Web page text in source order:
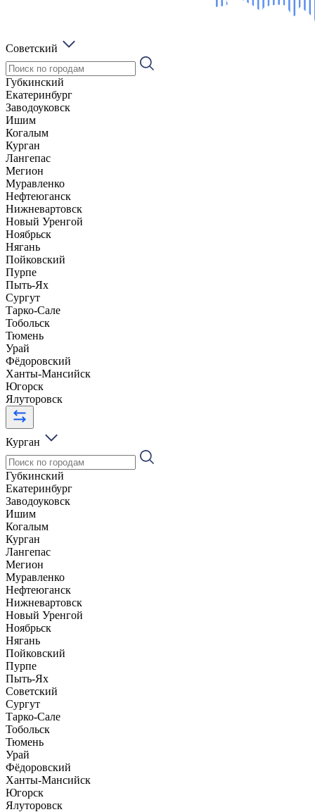
Советский
Губкинский
Екатеринбург
Заводоуковск
Ишим
Когалым
Курган
Лангепас
Мегион
Муравленко
Нефтеюганск
Нижневартовск
Новый Уренгой
Ноябрьск
Нягань
Пойковский
Пурпе
Пыть-Ях
Сургут
Тарко-Сале
Тобольск
Тюмень
Урай
Фёдоровский
Ханты-Мансийск
Югорск
Ялуторовск
Курган
Губкинский
Екатеринбург
Заводоуковск
Ишим
Когалым
Курган
Лангепас
Мегион
Муравленко
Нефтеюганск
Нижневартовск
Новый Уренгой
Ноябрьск
Нягань
Пойковский
Пурпе
Пыть-Ях
Советский
Сургут
Тарко-Сале
Тобольск
Тюмень
Урай
Фёдоровский
Ханты-Мансийск
Югорск
Ялуторовск